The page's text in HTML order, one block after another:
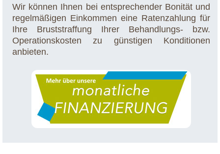
Wir können Ihnen bei entsprechender Bonität und
regelmäßigen Einkommen eine Ratenzahlung für
Ihre Bruststraffung Ihrer Behandlungs- bzw.
Operationskosten zu günstigen Konditionen
anbieten.